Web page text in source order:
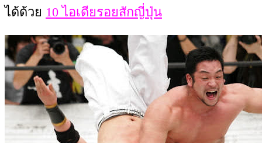
ได้ด้วย 10 ไอเดียรอยสักญี่ปุ่น